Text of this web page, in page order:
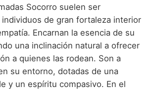
Socorro suelen ser
de gran fortaleza interior
Encarnan la esencia de su
una inclinación natural a ofrecer
a quienes las rodean. Son a
su entorno, dotadas de una
y un espíritu compasivo. En el